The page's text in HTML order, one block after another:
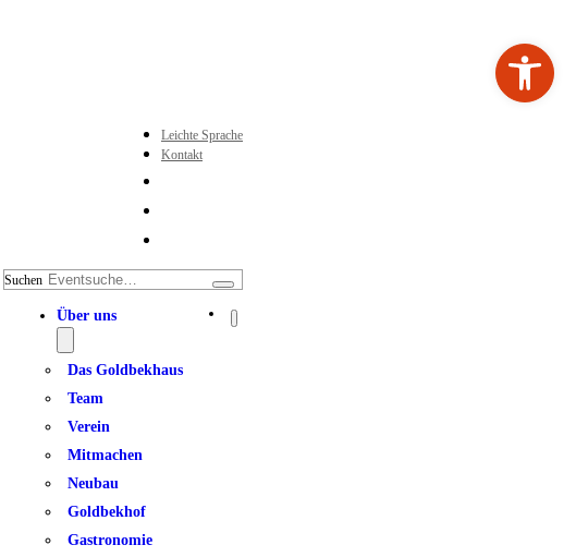
Leichte Sprache
Kontakt
Suchen
Über uns
Das Goldbekhaus
Team
Verein
Mitmachen
Neubau
Goldbekhof
Gastronomie